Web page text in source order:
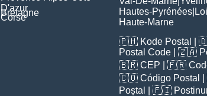
D'azur
Bretagne
Corse
Hautes-Pyrénées
Haute-Marne
🇵🇭 Kode Postal |
Postal Code | 🇿🇦
🇧🇷 CEP | 🇫🇷
🇨🇴 Código Postal
Poștal
| 🇫🇮